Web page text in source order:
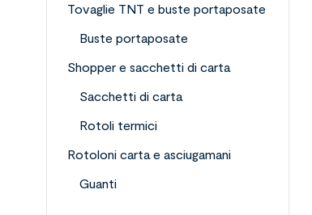
Tovaglie TNT e buste portaposate
Buste portaposate
Shopper e sacchetti di carta
Sacchetti di carta
Rotoli termici
Rotoloni carta e asciugamani
Guanti